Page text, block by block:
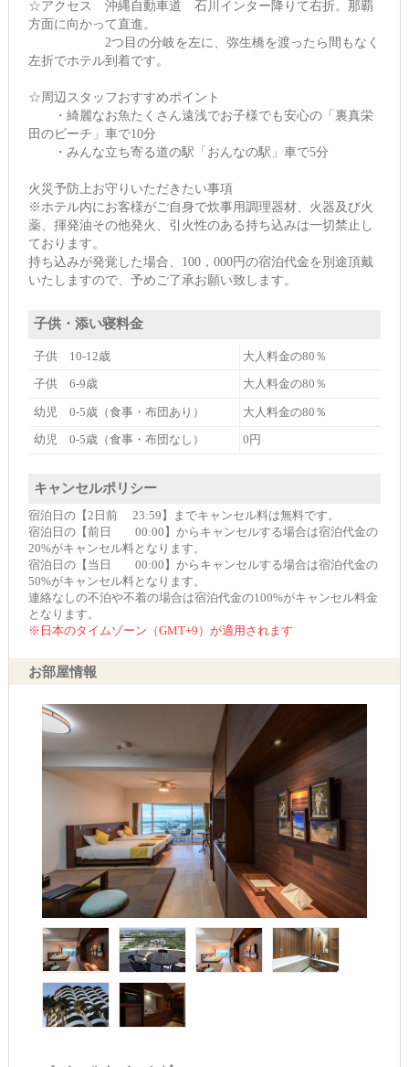
☆アクセス 沖縄自動車道 石川インター降りて右折。那覇
方面に向かって直進。
2つ目の分岐を左に、弥生橋を渡ったら間もなく
左折でホテル到着です。
☆周辺スタッフおすすめポイント
・綺麗なお魚たくさん遠浅でお子様でも安心の「裏真栄
田のビーチ」車で10分
・みんな立ち寄る道の駅「おんなの駅」車で5分
火災予防上お守りいただきたい事項
※ホテル内にお客様がご自身で炊事用調理器材、火器及び火
薬、揮発油その他発火、引火性のある持ち込みは一切禁止し
ております。
持ち込みが発覚した場合、100，000円の宿泊代金を別途頂戴
いたしますので、予めご了承お願い致します。
子供・添い寝料金
子供 10-12歳 大人料金の80％
子供 6-9歳 大人料金の80％
幼児 0-5歳（食事・布団あり） 大人料金の80％
幼児 0-5歳（食事・布団なし） 0円
キャンセルポリシー
宿泊日の【2日前 23:59】までキャンセル料は無料です。
宿泊日の【前日 00:00】からキャンセルする場合は宿泊代金の
20%がキャンセル料となります。
宿泊日の【当日 00:00】からキャンセルする場合は宿泊代金の
50%がキャンセル料となります。
連絡なしの不泊や不着の場合は宿泊代金の100%がキャンセル料金
となります。
※日本のタイムゾーン（GMT+9）が適用されます
お部屋情報